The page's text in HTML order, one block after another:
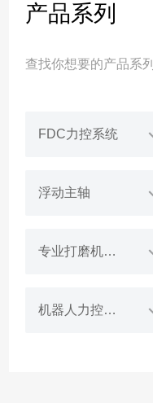
产品系列
查找你想要的产品系列
FDC力控系统
浮动主轴
专业打磨机器人
机器人力控打磨工作站